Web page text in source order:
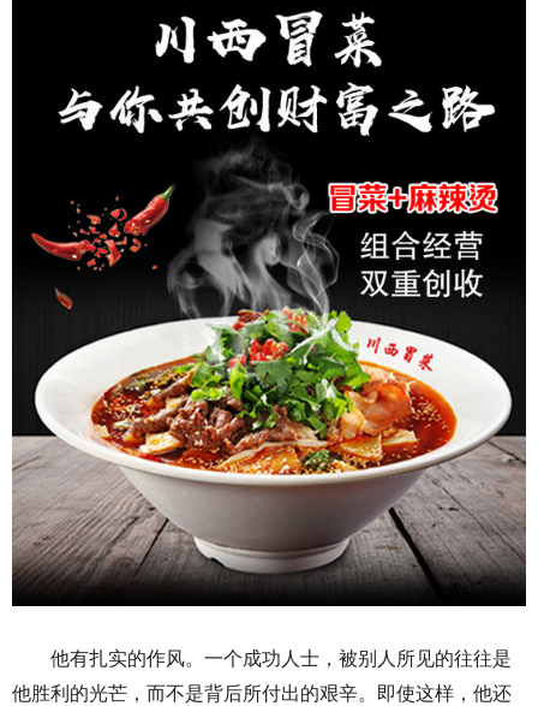
他有扎实的作风。一个成功人士，被别人所见的往往是
他胜利的光芒，而不是背后所付出的艰辛。即使这样，他还